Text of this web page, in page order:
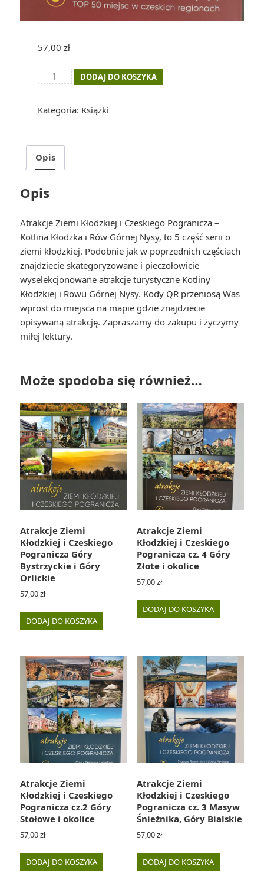
57,00 zł
ilość
Kłodzkiej
Czeskiego
Pogranicza
5
Kłodzka
i
Rów
Górnej
Nysy
DODAJ DO KOSZYKA
Kategoria: Książki
Opis
Opis
Atrakcje Ziemi Kłodzkiej i Czeskiego Pogranicza –
Kotlina Kłodzka i Rów Górnej Nysy, to 5 część serii o
ziemi kłodzkiej. Podobnie jak w poprzednich częściach
znajdziecie skategoryzowane i pieczołowicie
wyselekcjonowane atrakcje turystyczne Kotliny
Kłodzkiej i Rowu Górnej Nysy. Kody QR przeniosą Was
wprost do miejsca na mapie gdzie znajdziecie
opisywaną atrakcję. Zapraszamy do zakupu i życzymy
miłej lektury.
Może spodoba się również…
Atrakcje Ziemi
Kłodzkiej i Czeskiego
Pogranicza Góry
Bystrzyckie i Góry
Orlickie
57,00zł
DODAJ DO KOSZYKA
Atrakcje Ziemi
Kłodzkiej i Czeskiego
Pogranicza cz. 4 Góry
Złote i okolice
57,00zł
DODAJ DO KOSZYKA
Atrakcje Ziemi
Kłodzkiej i Czeskiego
Pogranicza cz.2 Góry
Stołowe i okolice
57,00zł
DODAJ DO KOSZYKA
Atrakcje Ziemi
Kłodzkiej i Czeskiego
Pogranicza cz. 3 Masyw
Śnieżnika, Góry Bialskie
57,00zł
DODAJ DO KOSZYKA